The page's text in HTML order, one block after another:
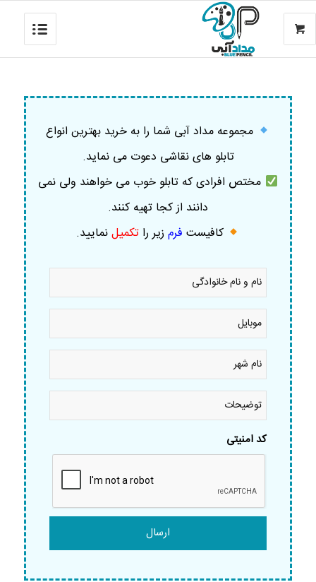
مجموعه مداد آبی شما را به خرید بهترین انواع
تابلو های نقاشی دعوت می نماید.
مختص افرادی که تابلو خوب می خواهند ولی نمی
دانند از کجا تهیه کنند.
کافیست فرم زیر را تکمیلنمایید.
نام
نام
خانوادگی
موبایل
نام
شهر *
توضیحات
کد امنیتی